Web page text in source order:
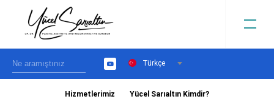
YouTubeTürkçe
Hizmetlerimiz Yücel Sarıaltın Kimdir?